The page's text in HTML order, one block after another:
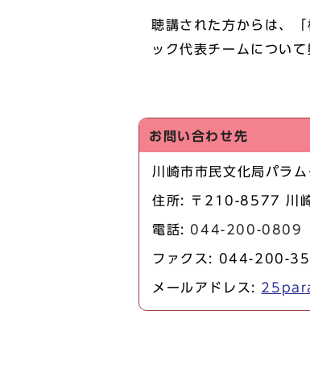
聴講された方からは、
ック代表チームについ
お問い合わせ先
川崎市市民文化局パラ
住所: 〒210-8577 川
電話: 044-200-0809
ファクス: 044-200-
メールアドレス: